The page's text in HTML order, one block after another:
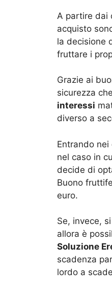
A partire dai
acquisto
la decisione
fruttare i
Grazie ai
sicurezza
interessi
diverso a
Entrando
nel caso in
decide di
Buono
euro.
Se, invece,
allora è
Soluzione
scadenza
lordo a